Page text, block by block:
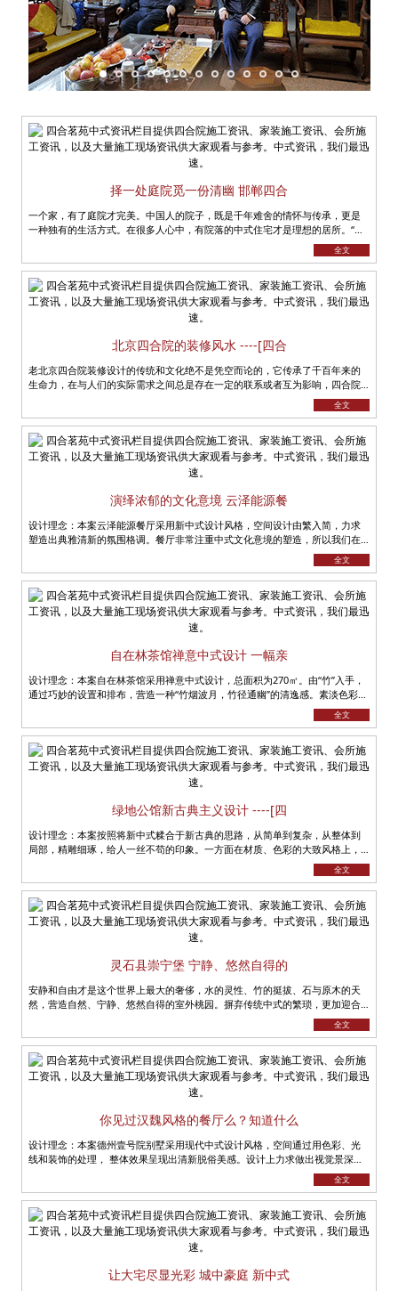
择一处庭院觅一份清幽 邯郸四合
一个家，有了庭院才完美。中国人的院子，既是千年难舍的情怀与传承，更是
一种独有的生活方式。在很多人心中，有院落的中式住宅才是理想的居所。“宠
全文
北京四合院的装修风水 ----[四合
老北京四合院装修设计的传统和文化绝不是凭空而论的，它传承了千百年来的
生命力，在与人们的实际需求之间总是存在一定的联系或者互为影响，四合院
全文
演绎浓郁的文化意境 云泽能源餐
设计理念：本案云泽能源餐厅采用新中式设计风格，空间设计由繁入简，力求
塑造出典雅清新的氛围格调。餐厅非常注重中式文化意境的塑造，所以我们在
全文
自在林茶馆禅意中式设计 一幅亲
设计理念：本案自在林茶馆采用禅意中式设计，总面积为270㎡。由“竹”入手，
通过巧妙的设置和排布，营造一种“竹烟波月，竹径通幽”的清逸感。素淡色彩渲
全文
绿地公馆新古典主义设计 ----[四
设计理念：本案按照将新中式糅合于新古典的思路，从简单到复杂，从整体到
局部，精雕细琢，给人一丝不苟的印象。一方面在材质、色彩的大致风格上，
全文
灵石县崇宁堡 宁静、悠然自得的
安静和自由才是这个世界上最大的奢侈，水的灵性、竹的挺拔、石与原木的天
然，营造自然、宁静、悠然自得的室外桃园。摒弃传统中式的繁琐，更加迎合
全文
你见过汉魏风格的餐厅么？知道什么
设计理念：本案德州壹号院别墅采用现代中式设计风格，空间通过用色彩、光
线和装饰的处理， 整体效果呈现出清新脱俗美感。设计上力求做出视觉景深的
全文
让大宅尽显光彩 城中豪庭 新中式